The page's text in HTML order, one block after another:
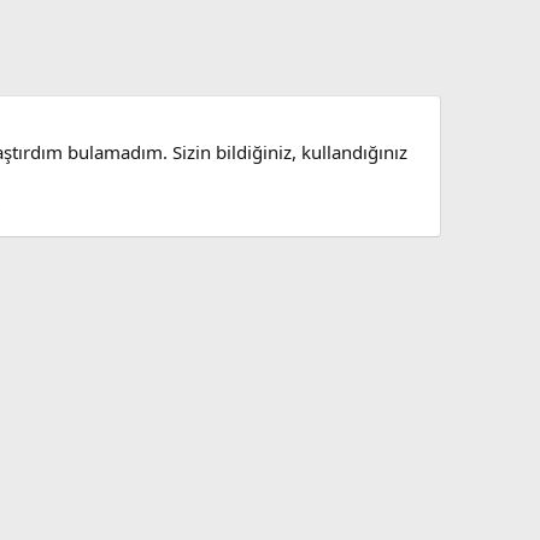
bulamadım. Sizin bildiğiniz, kullandığınız